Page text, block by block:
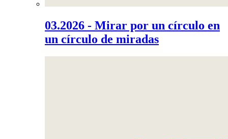
03.2026 - Mirar por un círculo en
un círculo de miradas